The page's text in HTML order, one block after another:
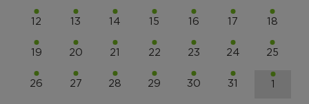
12 13 14 15 16 17 18
19 20 21 22 23 24 25
26 27 28 29 30 31 1